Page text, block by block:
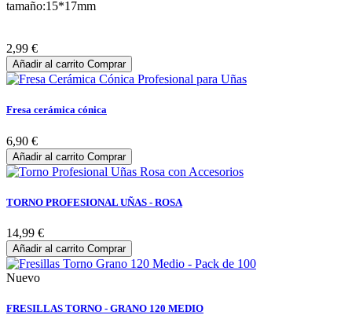
tamaño:15*17mm
2,99 €
Añadir al carrito Comprar
Fresa cerámica cónica
6,90 €
Añadir al carrito Comprar
TORNO PROFESIONAL UÑAS - ROSA
14,99 €
Añadir al carrito Comprar
Nuevo
FRESILLAS TORNO - GRANO 120 MEDIO